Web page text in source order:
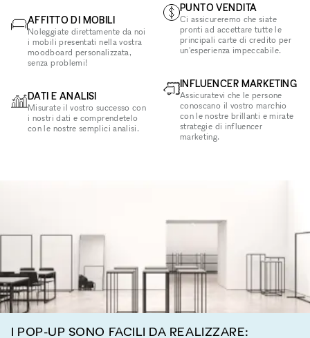
AFFITTO DI MOBILI
Noleggiate direttamente da noi
i mobili presentati nella vostra
moodboard personalizzata,
senza problemi!
DATI E ANALISI
Misurate il vostro successo con
i nostri dati e comprendetelo
con le nostre semplici analisi.
PUNTO VENDITA
Ci assicureremo che siate
pronti ad accettare tutte le
principali carte di credito per
un'esperienza impeccabile.
INFLUENCER MARKETING
Assicuratevi che le persone
conoscano il vostro marchio
con le nostre brillanti e mirate
strategie di influencer
marketing.
I POP-UP SONO FACILI DA REALIZZARE: